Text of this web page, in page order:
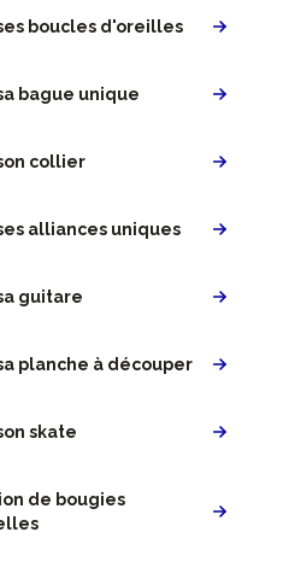
boucles d'oreilles
bague unique
collier
alliances uniques
guitare
planche à découper
skate
de bougies